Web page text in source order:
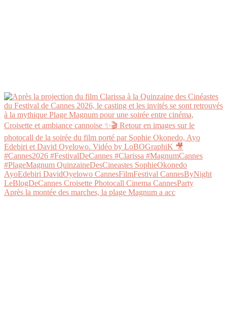
Après la montée des marches, la plage Magnum a acc